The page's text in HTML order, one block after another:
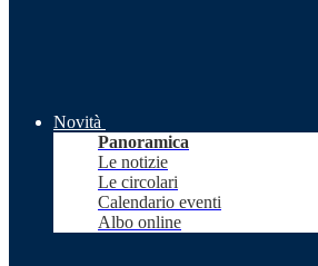
Novità
Panoramica
Le notizie
Le circolari
Calendario eventi
Albo online